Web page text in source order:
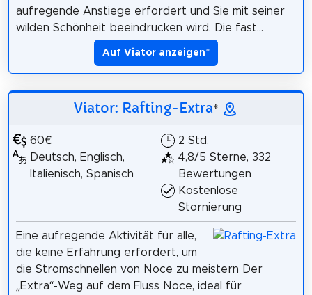
aufregende Anstiege erfordert und Sie mit seiner
wilden Schönheit beeindrucken wird. Die fast...
Auf Viator anzeigen*
Viator: Rafting-Extra*
60€
Deutsch, Englisch,
Italienisch, Spanisch
2 Std.
4,8/5 Sterne, 332
Bewertungen
Kostenlose
Stornierung
Eine aufregende Aktivität für alle,
die keine Erfahrung erfordert, um
die Stromschnellen von Noce zu meistern Der
„Extra“-Weg auf dem Fluss Noce, ideal für